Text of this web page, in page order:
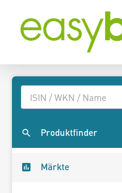
Produktfinder
Märkte